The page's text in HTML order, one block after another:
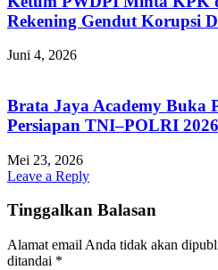
Rekening Gendut Korupsi
Juni 4, 2026
Brata Jaya Academy Buka
Persiapan TNI–POLRI
Mei 23, 2026
Leave a Reply
Tinggalkan Balasan
Alamat email Anda tidak akan
ditandai *